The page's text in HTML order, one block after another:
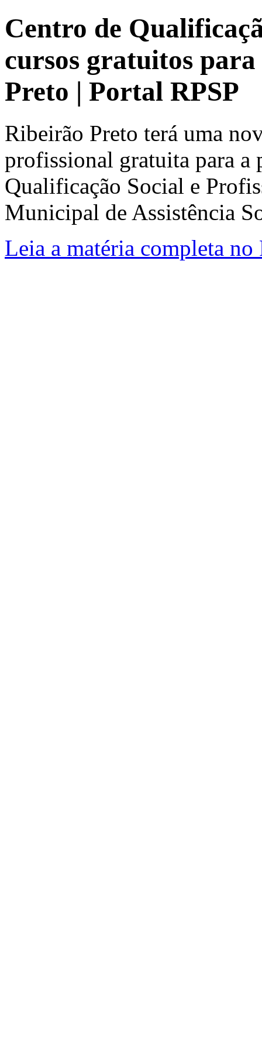
Centro de
cursos gratuitos
Preto | Portal RPSP
Ribeirão Preto terá uma
profissional gratuita para a
Qualificação Social e
Municipal de Assistência
Leia a matéria completa no